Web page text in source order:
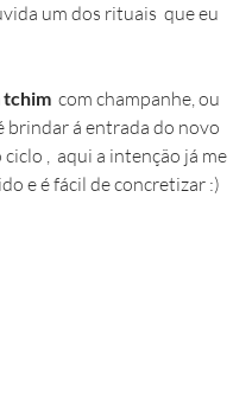
um dos rituais  que eu
tchim
  com champanhe, ou
brindar á entrada do novo
,  aqui a intenção já me
e é fácil de concretizar :)